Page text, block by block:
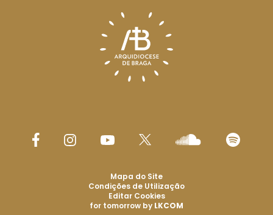
Mapa do Site
Condições de Utilização
Editar Cookies
for tomorrow by LKCOM